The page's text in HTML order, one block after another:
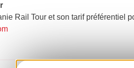
Rail Tour et son tarif préférentiel